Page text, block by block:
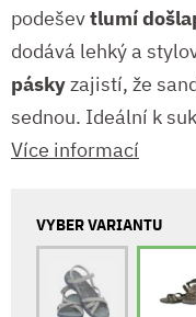
podeševtlumí
dodává lehký a
páskyzajistí, že
sednou. Ideální k
Více informací
VYBER VARIANTU